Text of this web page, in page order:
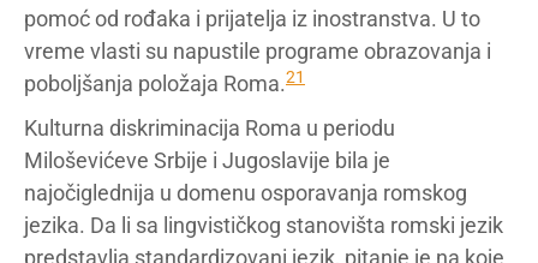
pomoć od rođaka i prijatelja iz inostranstva. U to
vreme vlasti su napustile programe obrazovanja i
poboljšanja položaja Roma.21
Kulturna diskriminacija Roma u periodu
Miloševićeve Srbije i Jugoslavije bila je
najočiglednija u domenu osporavanja romskog
jezika. Da li sa lingvističkog stanovišta romski jezik
predstavlja standardizovani jezik, pitanje je na koje